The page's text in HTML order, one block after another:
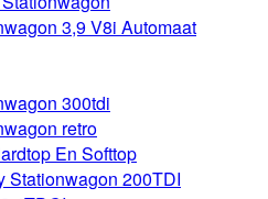
3,9 V8i Automaat
300tdi
retro
En Softtop
Stationwagon 200TDI